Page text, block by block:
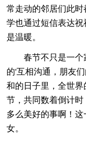
常走动的邻居们此
学也通过短信表达
是温暖。
春节不只是一
的'互相沟通，朋友
和的日子里，全世
节，共同数着倒计
多么美好的事啊！
女。